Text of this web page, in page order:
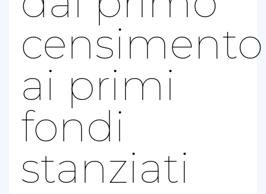
censimento
ai primi
fondi
stanziati